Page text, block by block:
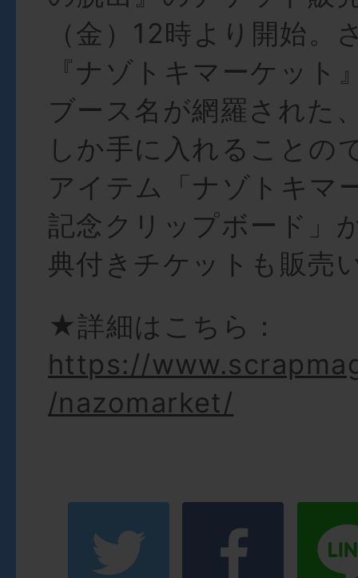
（金）12時より開始。
『ナゾトキマーケット
ブース名が網羅された
しか手に入れることの
アイテム「ナゾトキマ
記念クリップボード」
典付きチケットも販売
★詳細はこちら：
https://
/nazomarket/